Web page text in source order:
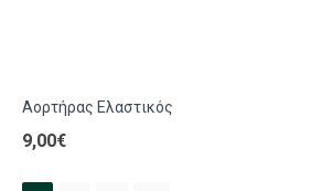
Αορτήρας Ελαστικός
9,00€